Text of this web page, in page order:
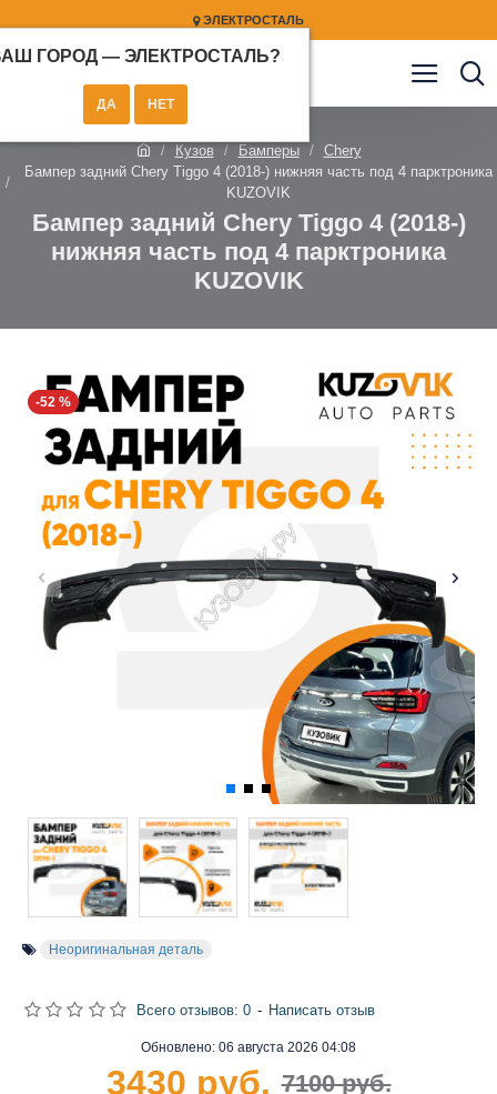
ЭЛЕКТРОСТАЛЬ
ГОРОД — ЭЛЕКТРОСТАЛЬ?
Кузов Бамперы
Chery
Бампер задний Chery Tiggo 4 (2018-) нижняя часть под 4 парктроника
KUZOVIK
Бампер задний Chery Tiggo 4 (2018-)
нижняя часть под 4 парктроника
KUZOVIK
-52 %
Неоригинальная деталь
Обновлено: 06 августа 2026 04:08
Всего отзывов: 0 - Написать отзыв
7100 руб.
3430 руб.